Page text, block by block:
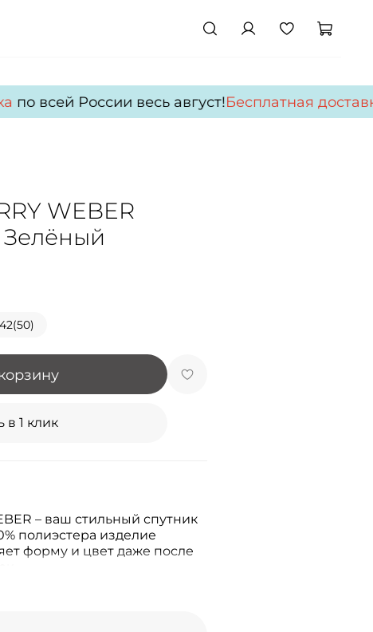
всей России весь август!Бесплатная доставка
WEBER
Зелёный
42(50)
в 1 клик
– ваш стильный спутник
полиэстера изделие
форму и цвет даже после